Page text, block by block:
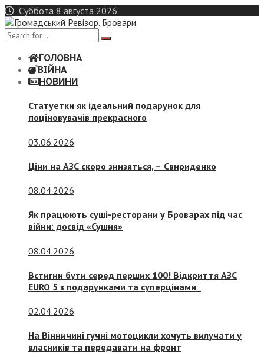
Skip
to
content
Суббота 8 августа 2026
ГОЛОВНА
ВІЙНА
НОВИНИ
Статуетки як ідеальний подарунок для
поціновувачів прекрасного
03.06.2026
Ціни на АЗС скоро знизяться, – Свириденко
08.04.2026
Як працюють суші-ресторани у Броварах під час
війни: досвід «Сушия»
08.04.2026
Встигни бути серед перших 100! Відкриття АЗС
EURO 5 з подарунками та суперцінами
02.04.2026
На Вінничині гучні мотоцикли хочуть вилучати у
власників та передавати на фронт